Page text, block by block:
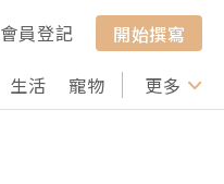
會員登記
開始撰寫
生活 寵物 行山 打卡
更多